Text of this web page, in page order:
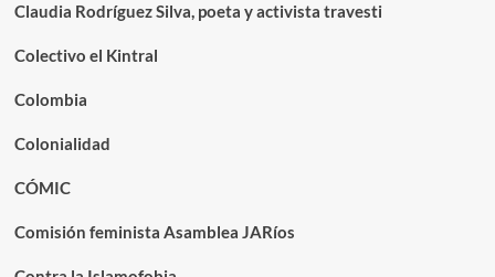
Claudia Rodríguez Silva, poeta y activista travesti
Colectivo el Kintral
Colombia
Colonialidad
CÓMIC
Comisión feminista Asamblea JARíos